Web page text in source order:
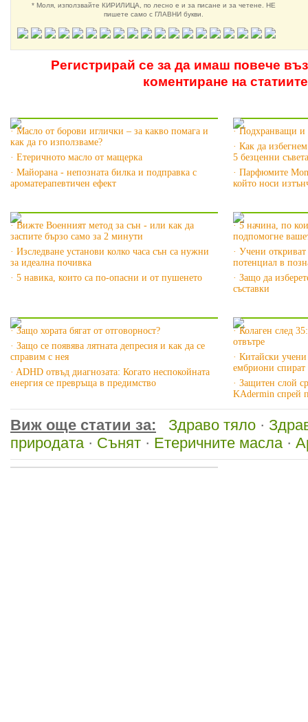
* Моля, използвайте КИРИЛИЦА, по лесно е и за писане и за четене. НЕ
пишете само с ГЛАВНИ букви.
Регистрирай се за да имаш повече
коментиране на статиите
· Масло от борови иглички – за какво помага и
как да го използваме?
· Етеричното масло от мащерка
· Майорана - непозната билка и подправка с
ароматерапевтичен ефект
· Подхранващи и
· Как да
5 безценни съвета
· Парфюмите
който носи
· Вижте Военният метод за сън - или как да
заспите бързо само за 2 минути
· Изследване установи колко часа сън са нужни
за идеална почивка
· 5 навика, които са по-опасни и от пушенето
· 5 начина, по
подпомогне
· Учени
потенциал в
· Защо да
съставки
· Защо хората бягат от отговорност?
· Защо се появява лятната депресия и как да се
справим с нея
· ADHD отвъд диагнозата: Когато неспокойната
енергия се превръща в предимство
· Колаген след
отвътре
· Китайски
ембриони спират
· Защитен слой
KAdermin спрей
Виж още статии за: Здраво тяло ·
природата· Сънят · Етеричните масла·